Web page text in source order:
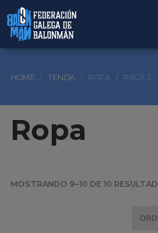
HOME TENDA ROPA PAGE 2
Ropa
MOSTRANDO 9–10 DE 10